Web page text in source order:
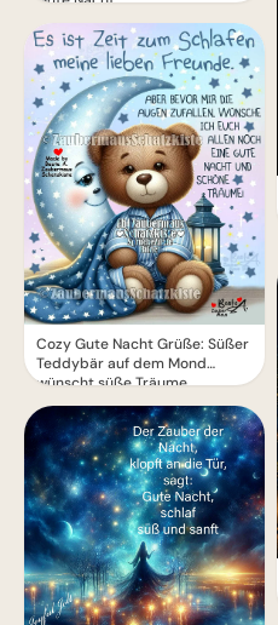
Cozy Gute Nacht Grüße: Süßer
Teddybär auf dem Mond
wünscht süße Träume